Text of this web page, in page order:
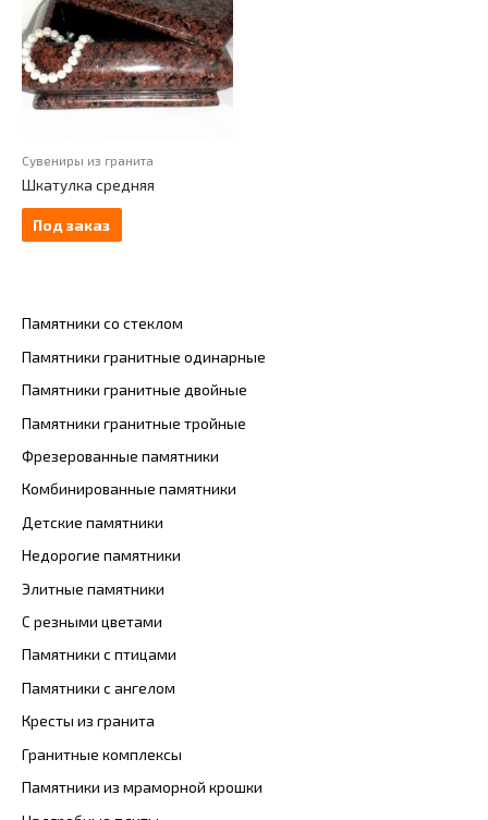
Памятники со стеклом
Памятники гранитные одинарные
Памятники гранитные двойные
Памятники гранитные тройные
Фрезерованные памятники
Комбинированные памятники
Детские памятники
Недорогие памятники
Элитные памятники
С резными цветами
Памятники с птицами
Памятники с ангелом
Кресты из гранита
Гранитные комплексы
Памятники из мраморной крошки
Сувениры из гранита
Шкатулка средняя
Под заказ